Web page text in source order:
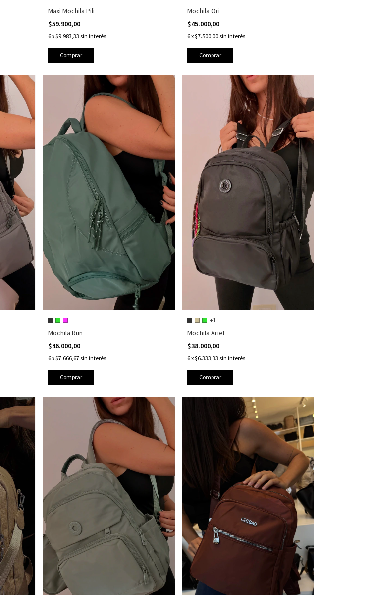
Maxi Mochila Pili
$59.900,00
6x$9.983,33 sin interés
Comprar
Mochila Ori
$45.000,00
6x$7.500,00 sin interés
Comprar
Mochila Run
$46.000,00
6x$7.666,67 sin interés
Comprar
+1
Mochila Ariel
$38.000,00
6x$6.333,33 sin interés
Comprar